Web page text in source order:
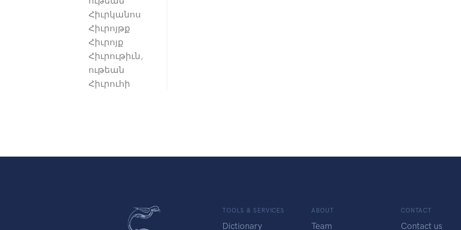
Հիւրկանոս
Հիւրոյթք
Հիւրոյք
Հիւրութիւն,
ութեան
Հիւրուհի
TOOLS & SERVICES
Dictionary
ABOUT
Team
CONTACT
Contact us